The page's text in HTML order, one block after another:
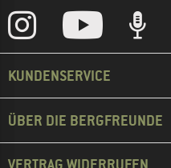
KUNDENSERVICE
ÜBER DIE BERGFREUNDE